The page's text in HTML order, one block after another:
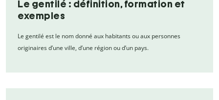
Le gentilé : définition, formation et
exemples
Le gentilé est le nom donné aux habitants ou aux personnes
originaires d’une ville, d’une région ou d’un pays.